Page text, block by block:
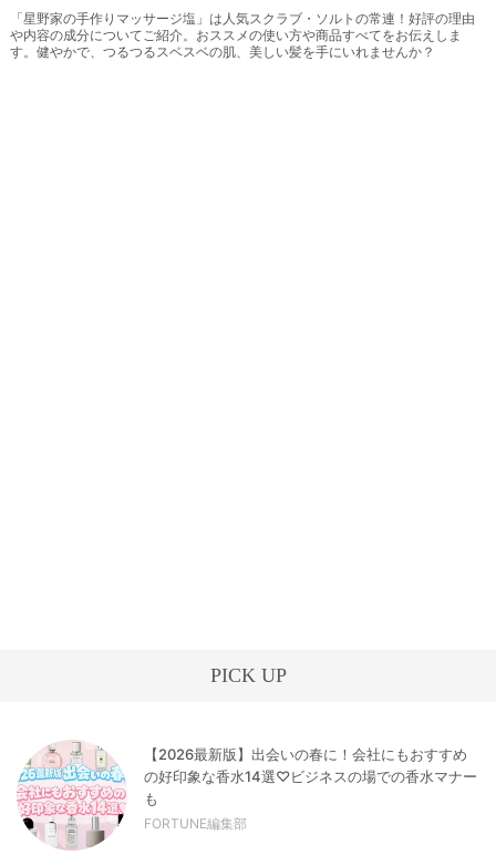
「星野家の手作りマッサージ塩」は人気スクラブ・ソルトの常連！好評の理由
や内容の成分についてご紹介。おススメの使い方や商品すべてをお伝えしま
す。健やかで、つるつるスベスベの肌、美しい髪を手にいれませんか？
PICK UP
【2026最新版】出会いの春に！会社にもおすすめ
の好印象な香水14選♡ビジネスの場での香水マナー
も
FORTUNE編集部